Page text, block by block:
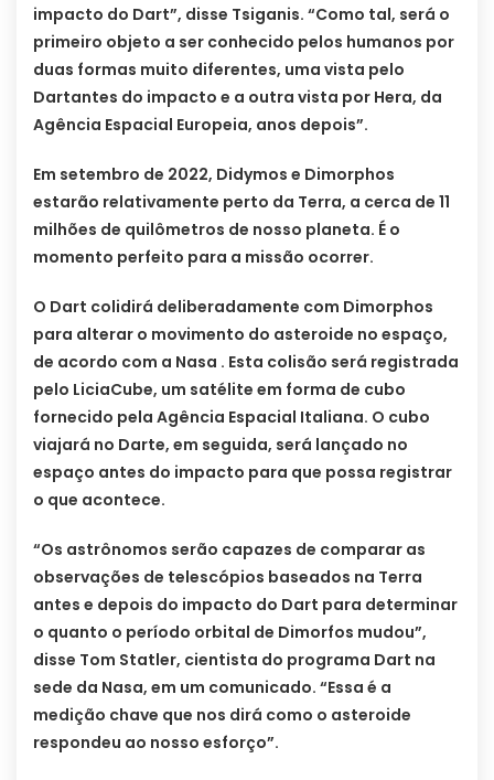
impacto do Dart”, disse Tsiganis. “Como tal, será o
primeiro objeto a ser conhecido pelos humanos por
duas formas muito diferentes, uma vista pelo
Dartantes do impacto e a outra vista por Hera, da
Agência Espacial Europeia, anos depois”.
Em setembro de 2022, Didymos e Dimorphos
estarão relativamente perto da Terra, a cerca de 11
milhões de quilômetros de nosso planeta. É o
momento perfeito para a missão ocorrer.
O Dart colidirá deliberadamente com Dimorphos
para alterar o movimento do asteroide no espaço,
de acordo com a Nasa . Esta colisão será registrada
pelo LiciaCube, um satélite em forma de cubo
fornecido pela Agência Espacial Italiana. O cubo
viajará no Darte, em seguida, será lançado no
espaço antes do impacto para que possa registrar
o que acontece.
“Os astrônomos serão capazes de comparar as
observações de telescópios baseados na Terra
antes e depois do impacto do Dart para determinar
o quanto o período orbital de Dimorfos mudou”,
disse Tom Statler, cientista do programa Dart na
sede da Nasa, em um comunicado. “Essa é a
medição chave que nos dirá como o asteroide
respondeu ao nosso esforço”.